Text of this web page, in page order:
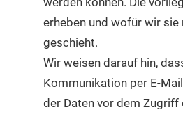
erheben und wofür wir sie
geschieht.
Wir weisen darauf hin,
Kommunikation per E-
der Daten vor dem